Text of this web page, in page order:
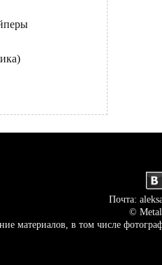
Почта:
©
материалов, в том числе